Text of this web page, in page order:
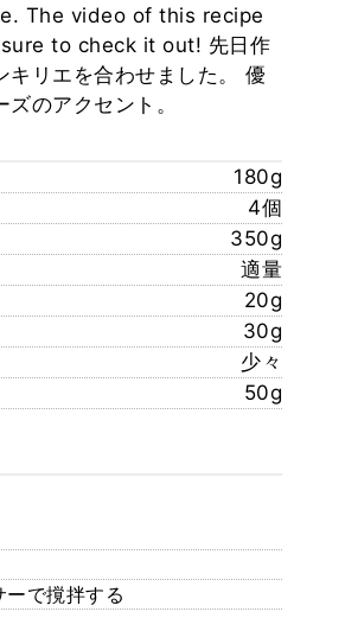
The video of this recipe
to check it out! 先日作
キリエを合わせました。 優
のアクセント。
180g
4個
350g
適量
20g
30g
少々
50g
で撹拌する